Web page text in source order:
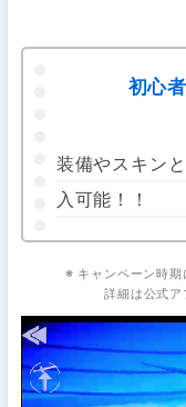
初心
装備やスキン
入可能！！
※ キャンペーン時期
詳細は公式ア